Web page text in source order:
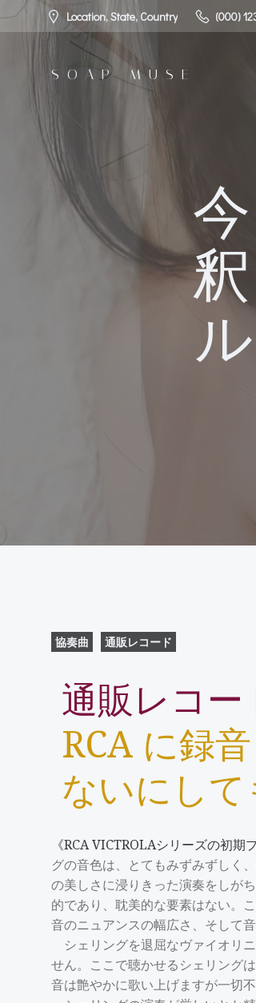
Location, State, Country (000)
SOAP MUSE
協奏曲 通販レコード
通販レコー
RCA に録
ないにし
《RCA VICTROLAシリーズの初
グの音色は、とてもみずみずしく
の美しさに浸りきった演奏をしが
的であり、耽美的な要素はない。
音のニュアンスの幅広さ、そして音
シェリングを退屈なヴァイオリ
せん。ここで聴かせるシェリング
音は艶やかに歌い上げますが一切